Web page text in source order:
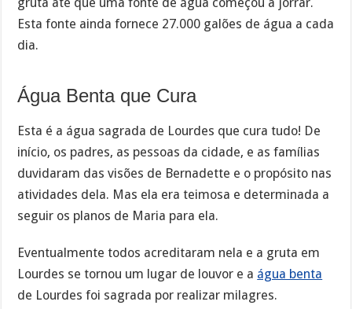
Esta fonte ainda fornece 27.000 galões de água a cada
dia.
Água Benta que Cura
Esta é a água sagrada de Lourdes que cura tudo! De
início, os padres, as pessoas da cidade, e as famílias
duvidaram das visões de Bernadette e o propósito nas
atividades dela. Mas ela era teimosa e determinada a
seguir os planos de Maria para ela.
Eventualmente todos acreditaram nela e a gruta em
Lourdes se tornou um lugar de louvor e a água benta
de Lourdes foi sagrada por realizar milagres.